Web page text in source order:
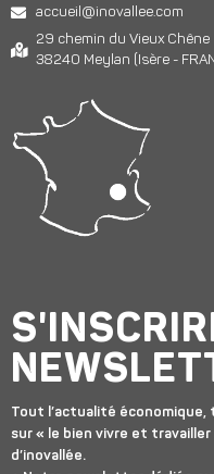
accueil@inovallee.com
29 chemin du Vieux Chêne
38240 Meylan (Isère -
Tout l’actualité
sur « le bien vivre et
d’inovallée.